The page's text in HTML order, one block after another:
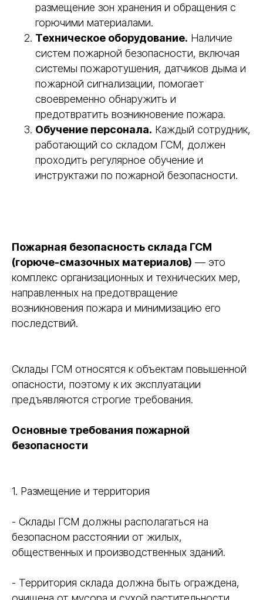
размещение зон хранения и обращения с
горючими материалами.
Техническое оборудование. Наличие
систем пожарной безопасности, включая
системы пожаротушения, датчиков дыма и
пожарной сигнализации, помогает
своевременно обнаружить и
предотвратить возникновение пожара.
Обучение персонала. Каждый сотрудник,
работающий со складом ГСМ, должен
проходить регулярное обучение и
инструктажи по пожарной безопасности.
Пожарная безопасность склада ГСМ
(горюче-смазочных материалов) — это
комплекс организационных и технических мер,
направленных на предотвращение
возникновения пожара и минимизацию его
последствий.
Склады ГСМ относятся к объектам повышенной
опасности, поэтому к их эксплуатации
предъявляются строгие требования.
Основные требования пожарной
безопасности
1. Размещение и территория
- Склады ГСМ должны располагаться на
безопасном расстоянии от жилых,
общественных и производственных зданий.
- Территория склада должна быть ограждена,